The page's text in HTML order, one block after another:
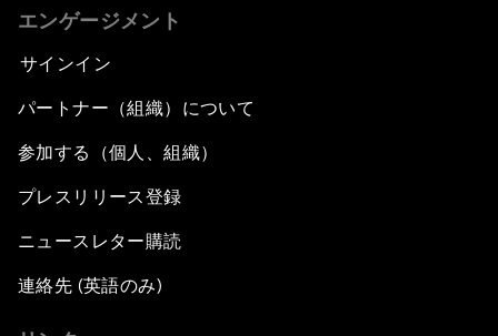
エンゲージメント
サインイン
パートナー（組織）について
参加する（個人、組織）
プレスリリース登録
ニュースレター購読
連絡先 (英語のみ)